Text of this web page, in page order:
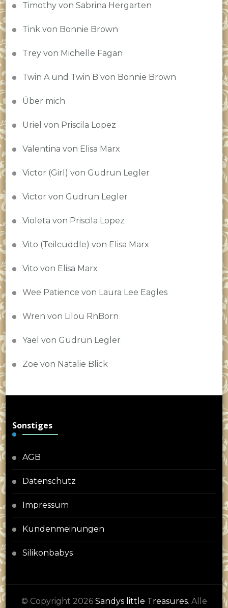
Timothy von Sabrina Hergarten
Tink von Bonnie Brown
Trey von Michelle Fagan
Twin A und Twin B von Bonnie Brown
Über mich
Uriel von Priscila Lopez
Valentina von Elisa Marx
Victor (Girl) von Gudrun Legler
Victor von Gudrun Legler
Violeta von Priscila Lopez
Vito (Teilcuddle) von Elisa Marx
Vito von Elisa Marx
Wee Patience von Laura Lee Eagles
Wren von Lilou RnBorn
Yael von Gudrun Legler
Zoe von Natalie Blick
Sonstiges
AGB
Datenschutz
Impressum
Kundenmeinungen
Silikonbabys
© Copyright 2026 Sandys little Treasures. Alle